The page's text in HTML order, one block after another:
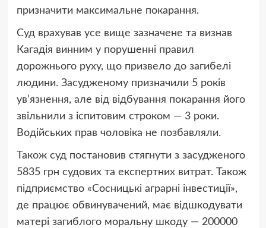
призначити максимальне покарання.
Суд врахував усе вище зазначене та визнав
Кагадія винним у порушенні правил
дорожнього руху, що призвело до загибелі
людини. Засудженому призначили 5 років
ув’язнення, але від відбування покарання його
звільнили з іспитовим строком — 3 роки.
Водійських прав чоловіка не позбавляли.
Також суд постановив стягнути з засудженого
5835 грн судових та експертних витрат. Також
підприємство «Сосницькі аграрні інвестиції»,
де працює обвинувачений, має відшкодувати
матері загиблого моральну шкоду — 200000